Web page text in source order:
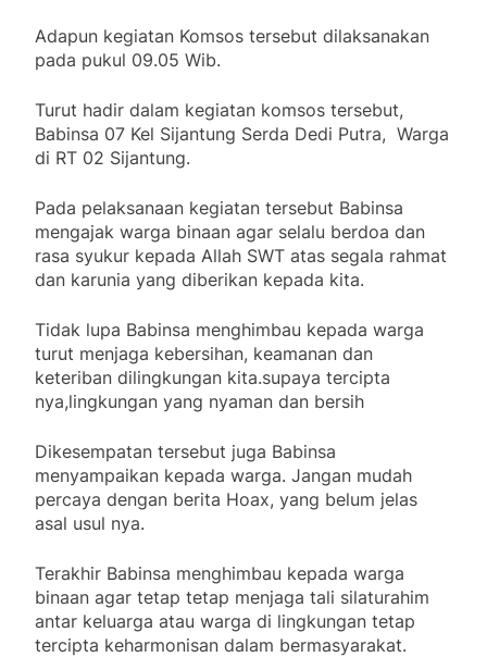
Adapun kegiatan Komsos tersebut dilaksanakan
pada pukul 09.05 Wib.
Turut hadir dalam kegiatan komsos tersebut,
Babinsa 07 Kel Sijantung Serda Dedi Putra, Warga
di RT 02 Sijantung.
Pada pelaksanaan kegiatan tersebut Babinsa
mengajak warga binaan agar selalu berdoa dan
rasa syukur kepada Allah SWT atas segala rahmat
dan karunia yang diberikan kepada kita.
Tidak lupa Babinsa menghimbau kepada warga
turut menjaga kebersihan, keamanan dan
keteriban dilingkungan kita.supaya tercipta
nya,lingkungan yang nyaman dan bersih
Dikesempatan tersebut juga Babinsa
menyampaikan kepada warga. Jangan mudah
percaya dengan berita Hoax, yang belum jelas
asal usul nya.
Terakhir Babinsa menghimbau kepada warga
binaan agar tetap tetap menjaga tali silaturahim
antar keluarga atau warga di lingkungan tetap
tercipta keharmonisan dalam bermasyarakat.